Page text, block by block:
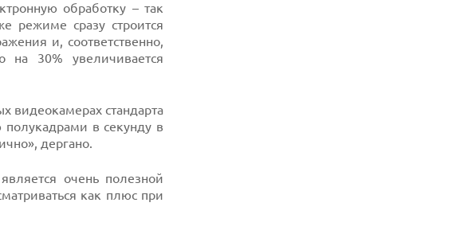
обработку – так
режиме сразу строится
и, соответственно,
на 30% увеличивается
видеокамерах стандарта
полукадрами в секунду в
дергано.
очень полезной
как плюс при